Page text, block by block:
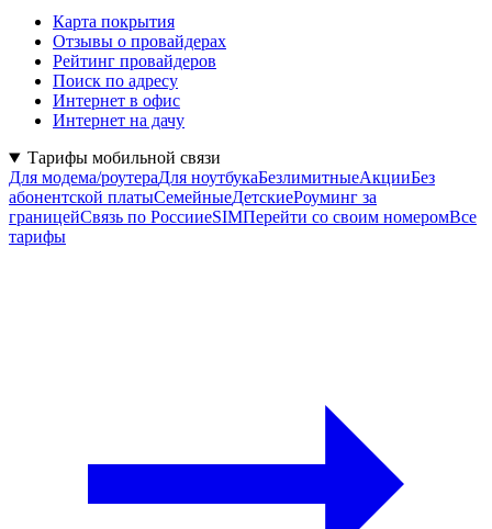
Карта покрытия
Отзывы о провайдерах
Рейтинг провайдеров
Поиск по адресу
Интернет в офис
Интернет на дачу
Тарифы мобильной связи
Для модема/роутераДля ноутбукаБезлимитныеАкцииБез
абонентской платыСемейныеДетскиеРоуминг за
границейСвязь по РоссииeSIMПерейти со своим номеромВсе
тарифы